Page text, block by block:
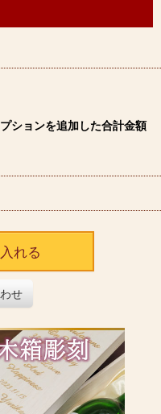
ションを追加した合計金額
れる
せ